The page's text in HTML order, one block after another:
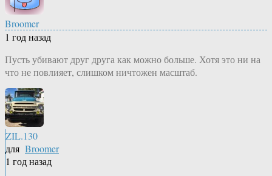
Broomer
1 год назад
Пусть убивают друг друга как можно больше. Хотя это ни на
что не повлияет, слишком ничтожен масштаб.
ZIL.130
для Broomer
1 год назад